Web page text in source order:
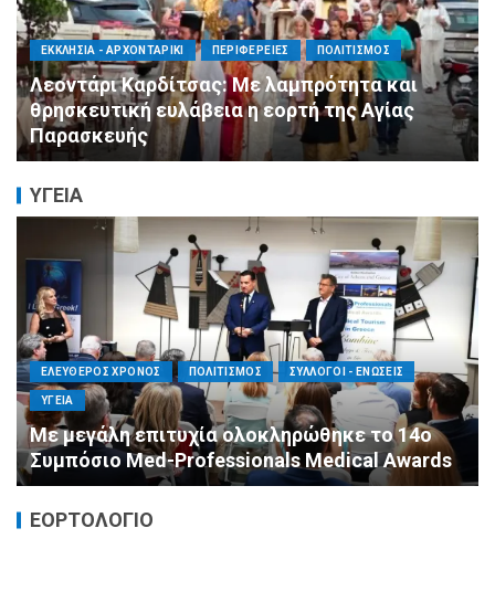
ΑΓΙΟΣ ΔΗΜΗΤΡΙΟΣ ΠΟΛΙΤΙΣΜΟΣ ΣΥΛΛΟΓΟΙ - ΕΝΩΣΕΙΣ
Η Εθελοντική Δράση Αγίου Δημητρίου στο
πλευρό των πυρόπληκτων συμπολιτών μας
ΥΓΕΙΑ
ΕΛΕΥΘΕΡΟΣ ΧΡΟΝΟΣ ΟΙΚΟΝΟΜΙΑ ΥΓΕΙΑ
Καταστροφικές δαπάνες υγείας και η
αντιμετώπισή τους
ΕΟΡΤΟΛΟΓΙΟ